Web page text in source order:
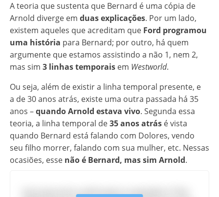
A teoria que sustenta que Bernard é uma cópia de
Arnold diverge em duas explicações. Por um lado,
existem aqueles que acreditam que Ford programou
uma história para Bernard; por outro, há quem
argumente que estamos assistindo a não 1, nem 2,
mas sim 3 linhas temporais em Westworld.
Ou seja, além de existir a linha temporal presente, e
a de 30 anos atrás, existe uma outra passada há 35
anos –quando Arnold estava vivo. Segunda essa
teoria, a linha temporal de35 anos atrás é vista
quando Bernard está falando com Dolores, vendo
seu filho morrer, falando com sua mulher, etc. Nessas
ocasiões, esse não é Bernard, mas sim Arnold.
Esta teoria foi confirmada no episódio 9 "The